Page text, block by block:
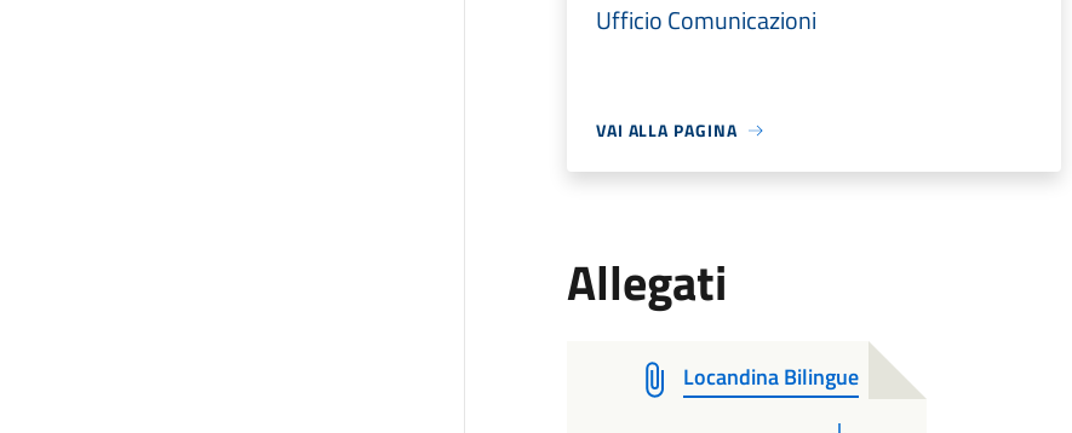
Ufficio Comunicazioni
VAI ALLA PAGINA
Allegati
Locandina Bilingue